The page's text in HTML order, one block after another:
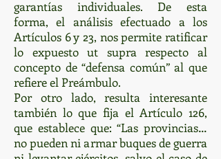
garantías individuales. De esta
forma, el análisis efectuado a los
Artículos 6 y 23, nos permite ratificar
lo expuesto ut supra respecto al
concepto de “defensa común” al que
refiere el Preámbulo.
Por otro lado, resulta interesante
también lo que fija el Artículo 126,
que establece que: “Las provincias…
no pueden ni armar buques de guerra